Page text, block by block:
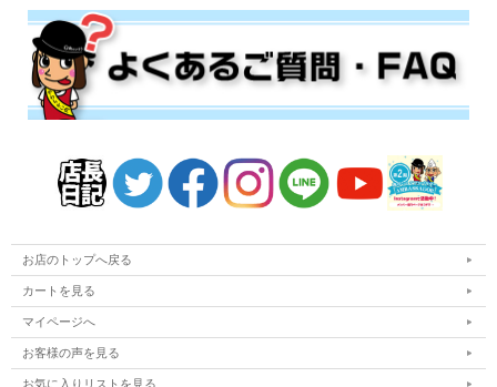
お店のトップへ戻る
カートを見る
マイページへ
お客様の声を見る
お気に入りリストを見る